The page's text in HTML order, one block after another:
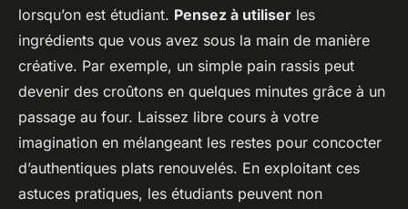
lorsqu’on est étudiant. Pensez à utiliser les
ingrédients que vous avez sous la main de manière
créative. Par exemple, un simple pain rassis peut
devenir des croûtons en quelques minutes grâce à un
passage au four. Laissez libre cours à votre
imagination en mélangeant les restes pour concocter
d’authentiques plats renouvelés. En exploitant ces
astuces pratiques, les étudiants peuvent non